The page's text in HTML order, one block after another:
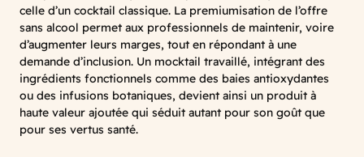
celle d’un cocktail classique. La premiumisation de l’offre
sans alcool permet aux professionnels de maintenir, voire
d’augmenter leurs marges, tout en répondant à une
demande d’inclusion. Un mocktail travaillé, intégrant des
ingrédients fonctionnels comme des baies antioxydantes
ou des infusions botaniques, devient ainsi un produit à
haute valeur ajoutée qui séduit autant pour son goût que
pour ses vertus santé.